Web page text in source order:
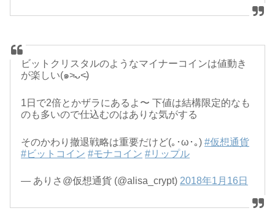
ビットクリスタルのようなマイナーコインは値動き
が楽しい(๑˃̵ᴗ˂̵)
1日で2倍とかザラにあるよ〜 下値は結構限定的なも
のも多いので仕込むのはありな気がする
そのかわり撤退戦略は重要だけど(｡･ω･｡)#仮想通貨
#ビットコイン #モナコイン #リップル
— ありさ@仮想通貨 (@alisa_crypt) 2018年1月16日